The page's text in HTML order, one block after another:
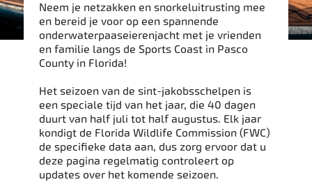
Neem je netzakken en snorkeluitrusting mee
en bereid je voor op een spannende
onderwaterpaaseierenjacht met je vrienden
en familie langs de Sports Coast in Pasco
County in Florida!
Het seizoen van de sint-jakobsschelpen is
een speciale tijd van het jaar, die 40 dagen
duurt van half juli tot half augustus. Elk jaar
kondigt de Florida Wildlife Commission (FWC)
de specifieke data aan, dus zorg ervoor dat u
deze pagina regelmatig controleert op
updates over het komende seizoen.